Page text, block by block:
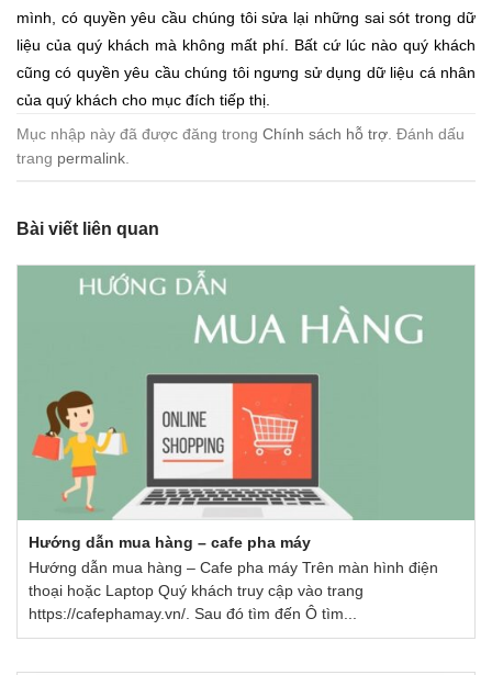
mình, có quyền yêu cầu chúng tôi sửa lại những sai sót trong dữ
liệu của quý khách mà không mất phí. Bất cứ lúc nào quý khách
cũng có quyền yêu cầu chúng tôi ngưng sử dụng dữ liệu cá nhân
của quý khách cho mục đích tiếp thị.
Mục nhập này đã được đăng trong Chính sách hỗ trợ . Đánh dấu
trang permalink
Bài viết liên quan
Hướng dẫn mua hàng – cafe pha máy
Hướng dẫn mua hàng – Cafe pha máy Trên màn hình điện
thoại hoặc Laptop Quý khách truy cập vào trang
https://cafephamay.vn/. Sau đó tìm đến Ô tìm...